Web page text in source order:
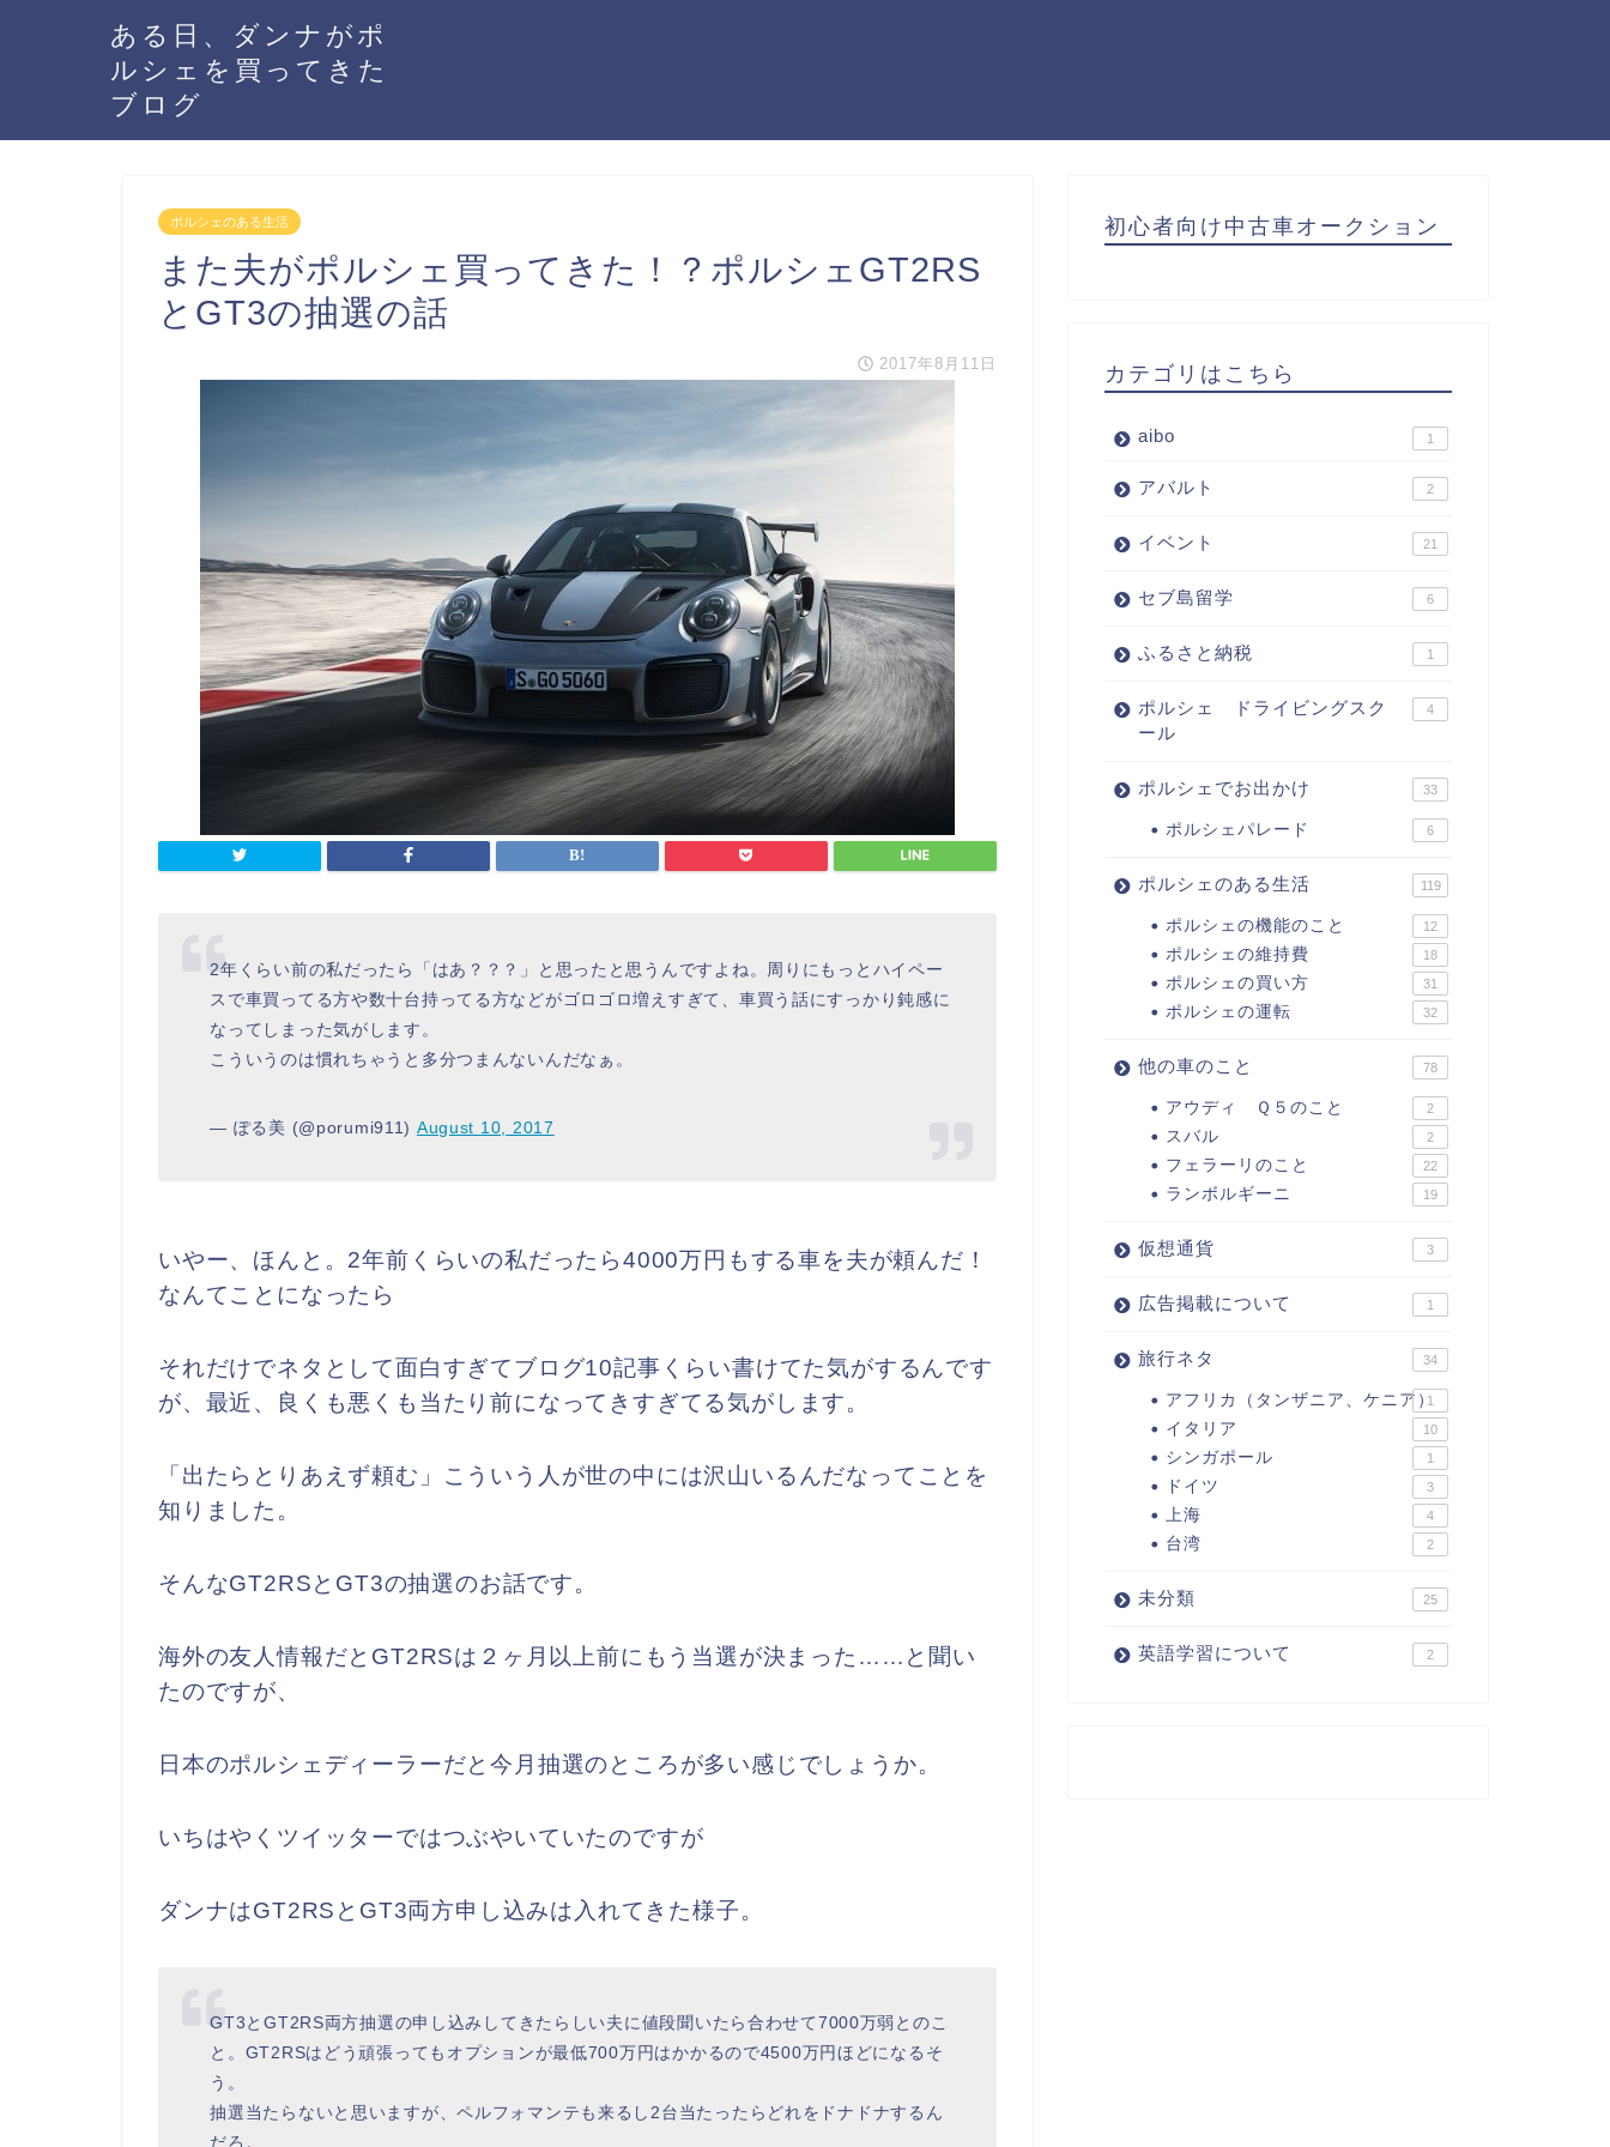
ある日、ダンナがポ
ルシェを買ってきた
ブログ
ポルシェのある生活
また夫がポルシェ買ってきた！？ポルシェGT2RS
とGT3の抽選の話
2017年8月11日
2年くらい前の私だったら「はあ？？？」と思ったと思うんですよね。周りにもっとハイペー
スで車買ってる方や数十台持ってる方などがゴロゴロ増えすぎて、車買う話にすっかり鈍感に
なってしまった気がします。
こういうのは慣れちゃうと多分つまんないんだなぁ。
— ぽる美 (@porumi911) August 10, 2017
いやー、ほんと。2年前くらいの私だったら4000万円もする車を夫が頼んだ！
なんてことになったら
それだけでネタとして面白すぎてブログ10記事くらい書けてた気がするんです
が、最近、良くも悪くも当たり前になってきすぎてる気がします。
「出たらとりあえず頼む」こういう人が世の中には沢山いるんだなってことを
知りました。
そんなGT2RSとGT3の抽選のお話です。
海外の友人情報だとGT2RSは２ヶ月以上前にもう当選が決まった……と聞い
たのですが、
日本のポルシェディーラーだと今月抽選のところが多い感じでしょうか。
いちはやくツイッターではつぶやいていたのですが
ダンナはGT2RSとGT3両方申し込みは入れてきた様子。
GT3とGT2RS両方抽選の申し込みしてきたらしい夫に値段聞いたら合わせて7000万弱とのこ
と。GT2RSはどう頑張ってもオプションが最低700万円はかかるので4500万円ほどになるそ
う。
抽選当たらないと思いますが、ペルフォマンテも来るし2台当たったらどれをドナドナするん
だろ。
初心者向け中古車オークション
カテゴリはこちら
aibo 1
アバルト 2
イベント 21
セブ島留学 6
ふるさと納税 1
ポルシェ ドライビングスク
ール
4
ポルシェでお出かけ 33
ポルシェパレード 6
ポルシェのある生活 119
ポルシェの機能のこと 12
ポルシェの維持費 18
ポルシェの買い方 31
ポルシェの運転 32
他の車のこと 78
アウディ Ｑ５のこと 2
スバル 2
フェラーリのこと 22
ランボルギーニ 19
仮想通貨 3
広告掲載について 1
旅行ネタ 34
アフリカ（タンザニア、ケニア）
1
イタリア 10
シンガポール 1
ドイツ 3
上海 4
台湾 2
未分類 25
英語学習について 2